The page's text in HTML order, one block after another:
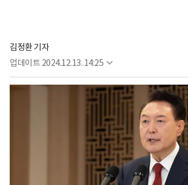
김정환 기자
업데이트 2024.12.13. 14:25